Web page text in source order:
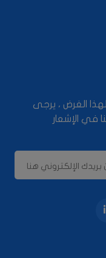
الغرض ، يرجى
في الإشعار